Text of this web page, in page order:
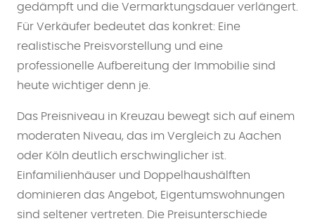
gedämpft und die Vermarktungsdauer verlängert.
Für Verkäufer bedeutet das konkret: Eine
realistische Preisvorstellung und eine
professionelle Aufbereitung der Immobilie sind
heute wichtiger denn je.
Das Preisniveau in Kreuzau bewegt sich auf einem
moderaten Niveau, das im Vergleich zu Aachen
oder Köln deutlich erschwinglicher ist.
Einfamilienhäuser und Doppelhaushälften
dominieren das Angebot, Eigentumswohnungen
sind seltener vertreten. Die Preisunterschiede